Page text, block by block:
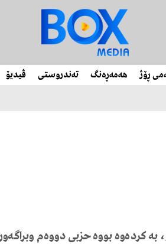
ڕۆژ هەمەڕەنگ تەندروستی ڤیدیۆ
بەکردەوە بووەحزبی دووەم و